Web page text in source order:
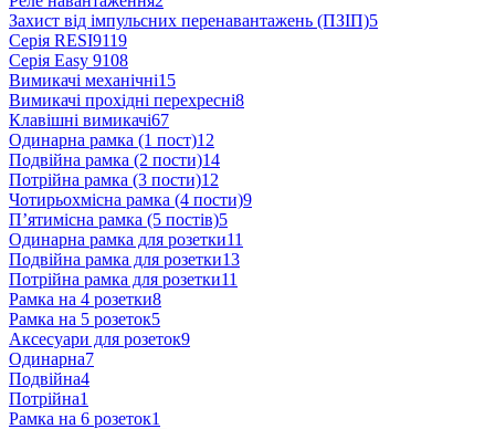
Захист від імпульсних перенавантажень (ПЗІП)5
Серія RESI9119
Серія Easy 9108
Вимикачі механічні15
Вимикачі прохідні перехресні8
Клавішні вимикачі67
Одинарна рамка (1 пост)12
Подвійна рамка (2 пости)14
Потрійна рамка (3 пости)12
Чотирьохмісна рамка (4 пости)9
П’ятимісна рамка (5 постів)5
Одинарна рамка для розетки11
Подвійна рамка для розетки13
Потрійна рамка для розетки11
Рамка на 4 розетки8
Рамка на 5 розеток5
Аксесуари для розеток9
Одинарна7
Подвійна4
Потрійна1
Рамка на 6 розеток1